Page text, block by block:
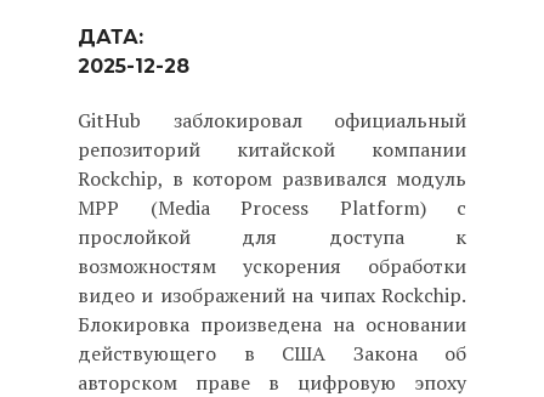
ДАТА:
2025-12-28
GitHub заблокировал официальный
репозиторий китайской компании
Rockchip, в котором развивался модуль
MPP (Media Process Platform) с
прослойкой для доступа к
возможностям ускорения обработки
видео и изображений на чипах Rockchip.
Блокировка произведена на основании
действующего в США Закона об
авторском праве в цифровую эпоху